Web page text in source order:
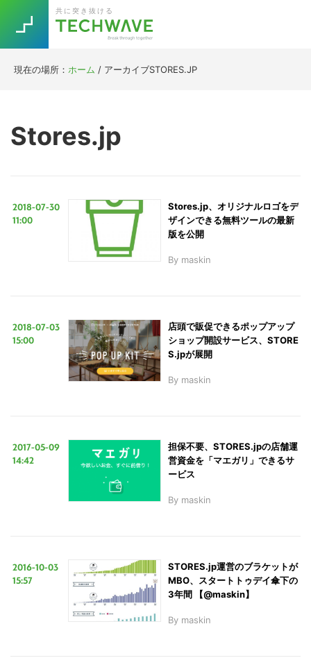
primary
navigation
main
content
primary
sidebar
footer
共に突き抜ける
現在の場所： ホーム / アーカイブSTORES.JP
Stores.jp
2018-07-30
11:00
Stores.jp、オリジナルロゴをデ
ザインできる無料ツールの最新
版を公開
By maskin
2018-07-03
15:00
店頭で販促できるポップアップ
ショップ開設サービス、STORE
S.jpが展開
By maskin
2017-05-09
14:42
担保不要、STORES.jpの店舗運
営資金を「マエガリ」できるサ
ービス
By maskin
2016-10-03
15:57
STORES.jp運営のブラケットが
MBO、スタートトゥデイ傘下の
3年間 【@maskin】
By maskin
RE:LIFE
暗号資産
VR/AR
[Startup]
特集
Block Data Bank